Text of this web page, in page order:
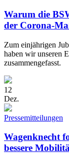
Warum die
der Corona-
Zum einjährigen
haben wir unseren
zusammengefasst.
12
Dez.
Pressemitteilungen
Wagenknecht
bessere